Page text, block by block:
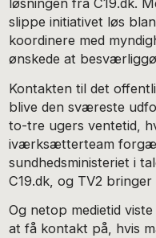
løsningen fra C19.dk.
slippe initiativet løs
koordinere med
ønskede at
Kontakten til det
blive den sværeste
to-tre ugers ventetid,
iværksætterteam
sundhedsministeriet i
C19.dk, og TV2 bringer
Og netop medietid
at få kontakt på, hvis